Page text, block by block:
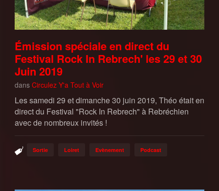
Émission spéciale en direct du
Festival Rock In Rebrech' les 29 et 30
Juin 2019
dans Circulez Y'a Tout à Voir
Les samedi 29 et dimanche 30 juin 2019, Théo était en
direct du Festival "Rock In Rebrech" à Rebréchien
avec de nombreux invités !
Sortie Loiret Evènement Podcast